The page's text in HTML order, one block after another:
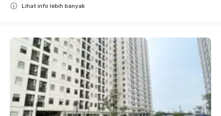
Lihat info lebih banyak